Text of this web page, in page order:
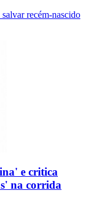
recém-nascido
e critica
na corrida